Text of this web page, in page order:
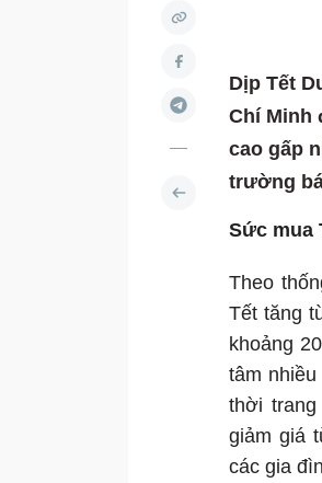
Dịp Tết
Chí Minh
cao gấp
trường
Sức mua
Theo
Tết tăng
khoảng
tâm
thời
giảm giá
các gia